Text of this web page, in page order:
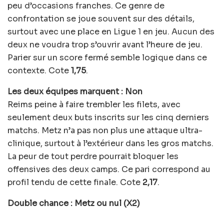
peu d’occasions franches. Ce genre de
confrontation se joue souvent sur des détails,
surtout avec une place en Ligue 1 en jeu. Aucun des
deux ne voudra trop s’ouvrir avant l’heure de jeu.
Parier sur un score fermé semble logique dans ce
contexte. Cote1,75.
Les deux équipes marquent : Non
Reims peine à faire trembler les filets, avec
seulement deux buts inscrits sur les cinq derniers
matchs. Metz n’a pas non plus une attaque ultra-
clinique, surtout à l’extérieur dans les gros matchs.
La peur de tout perdre pourrait bloquer les
offensives des deux camps. Ce pari correspond au
profil tendu de cette finale. Cote 2,17.
Double chance : Metz ou nul (X2)